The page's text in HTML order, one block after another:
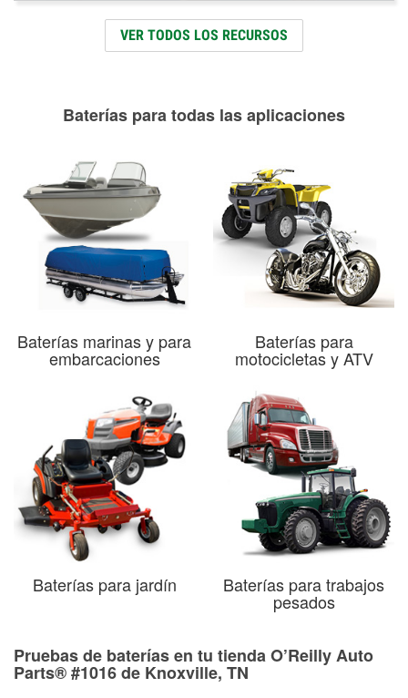
VER TODOS LOS RECURSOS
Baterías para todas las aplicaciones
Baterías marinas y para
embarcaciones
Baterías para
motocicletas y ATV
Baterías para jardín Baterías para trabajos
pesados
Pruebas de baterías en tu tienda O’Reilly Auto
Parts® #1016 de Knoxville, TN